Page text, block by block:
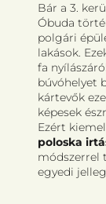
Bár a 3.
Óbuda
polgári
lakások.
fa
búvóhelyet
kártevők
képesek
Ezért
poloska
módszerrel
egyedi